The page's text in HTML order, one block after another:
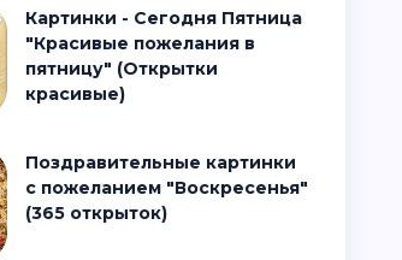
Картинки - Сегодня Пятница
"Красивые пожелания в
пятницу" (Открытки
красивые)
Поздравительные картинки
с пожеланием "Воскресенья"
(365 открыток)